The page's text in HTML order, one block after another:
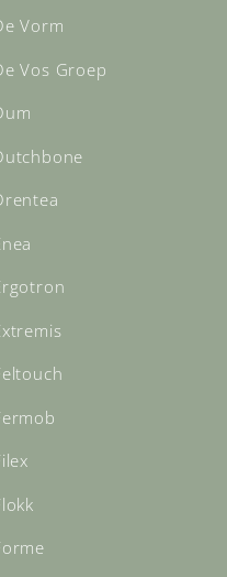
Vorm
Vos Groep